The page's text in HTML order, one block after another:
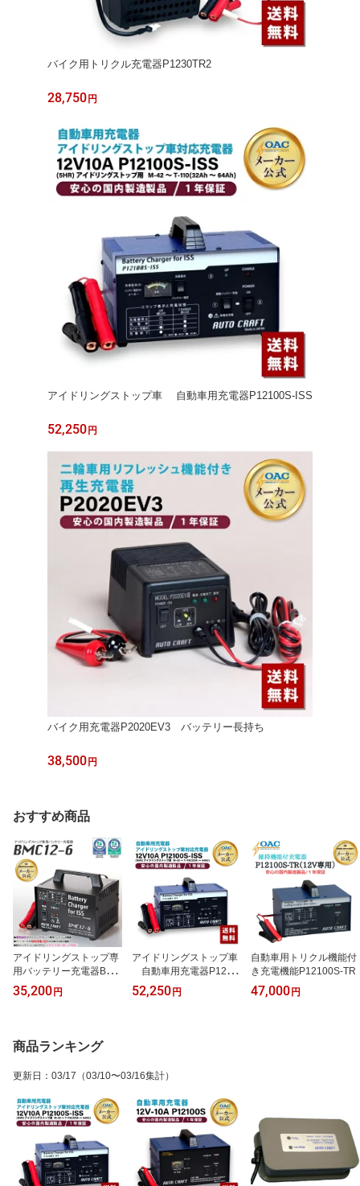
バイク用トリクル充電器P1230TR2
28,750 円
アイドリングストップ車 自動車用充電器P12100S-ISS
52,250 円
バイク用充電器P2020EV3 バッテリー長持ち
38,500 円
おすすめ商品
アイドリングストップ専
用バッテリー充電器BMC
12-6
35,200 円
アイドリングストップ車
自動車用充電器P1210
0S-ISS
52,250 円
自動車用トリクル機能付
き充電機能P12100S-TR
47,000 円
商品ランキング
更新日 ： 03/17 （03/10〜03/16集計）